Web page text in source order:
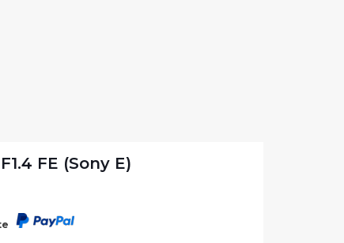
FE (Sony E)